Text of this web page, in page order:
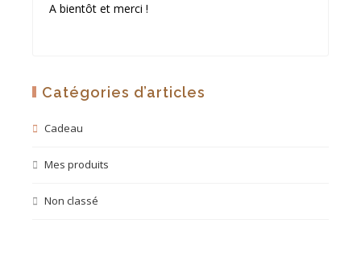
A bientôt et merci !
Catégories d’articles
Cadeau
Mes produits
Non classé